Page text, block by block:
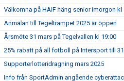
Välkomna på HAIF häng senior imorgon kl
Anmälan till Tegeltrampet 2025 är öppen
Årsmöte 31 mars på Tegelvallen kl 19:00
25% rabatt på all fotboll på Intersport till
Supporterlotteridragning mars 2025
Info från SportAdmin angående